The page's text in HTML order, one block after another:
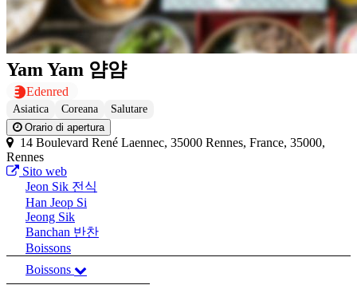
Yam Yam 얌얌
Edenred
Asiatica Coreana
Salutare
Orario di apertura
14 Boulevard René Laennec, 35000 Rennes, France, 35000,
Rennes
Sito web
Jeon Sik 전식
Han Jeop Si
Jeong Sik
Banchan 반찬
Boissons
Boissons